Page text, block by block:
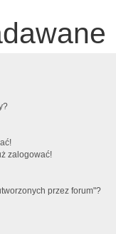
zalogować!
przez forum"?